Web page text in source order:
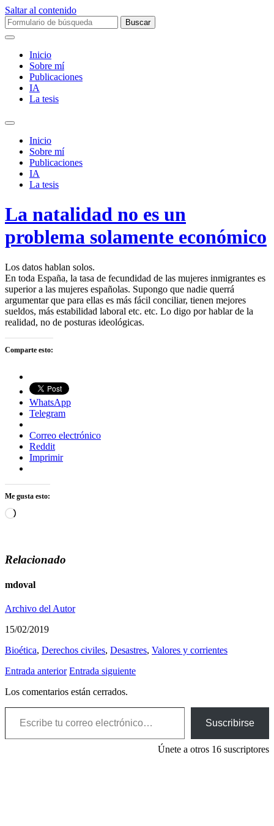
Saltar al contenido
Buscar:
Inicio
Sobre mí­
Publicaciones
IA
La tesis
Alternar
campo
búsqueda
Inicio
Sobre mí­
Publicaciones
IA
La tesis
La natalidad no es un
problema solamente económico
Los datos hablan solos.
En toda España, la tasa de fecundidad de las mujeres inmigrantes es
superior a las mujeres españolas. Supongo que nadie querrá
argumentar que para ellas es más fácil conciliar, tienen mejores
sueldos, más estabilidad laboral etc. etc. Lo digo por hablar de la
realidad, no de posturas ideológicas.
Comparte esto:
WhatsApp
Telegram
Correo electrónico
Reddit
Imprimir
Me gusta esto:
Cargando...
Relacionado
mdoval
Archivo del Autor
15/02/2019
Bioética, Derechos civiles, Desastres, Valores y corrientes
Entrada anterior Entrada siguiente
Los comentarios están cerrados.
Escribe tu correo electrónico…
Suscribirse
Únete a otros 16 suscriptores